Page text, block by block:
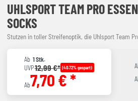
UHLSPORT TEAM PRO
SOCKS
Stutzen in toller Streifenoptik, die Uhlsport Team
Ab 1 Stk.
UVP12,99 €* (40.72% gespart)
Ab7,70 € *